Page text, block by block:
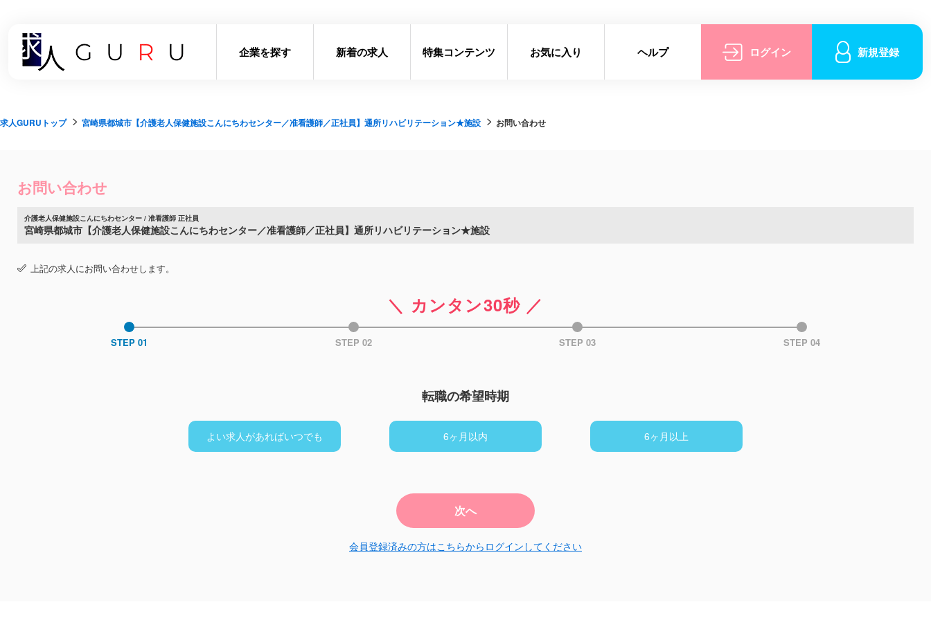
企業を探す 新着の求人 特集コンテンツ お気に入り ヘルプ ログイン 新規登録
求人GURUトップ 宮崎県都城市【介護老人保健施設こんにちわセンター／准看護師／正社員】通所リハビリテーション★施設 お問い合わせ
お問い合わせ
介護老人保健施設こんにちわセンター / 准看護師 正社員
宮崎県都城市【介護老人保健施設こんにちわセンター／准看護師／正社員】通所リハビリテーション★施設
上記の求人にお問い合わせします。
＼ カンタン30秒 ／
STEP 01 STEP 02 STEP 03 STEP 04
転職の希望時期
よい求人があればいつでも 6ヶ月以内 6ヶ月以上
次へ
会員登録済みの方はこちらからログインしてください